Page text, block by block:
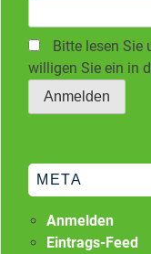
Bitte lesen Sie
willigen Sie ein in
META
Anmelden
Eintrags-Feed